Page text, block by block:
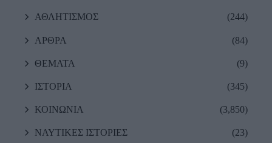
ΑΘΛΗΤΙΣΜΟΣ (244)
ΑΡΘΡΑ (84)
ΘΕΜΑΤΑ (9)
ΙΣΤΟΡΙΑ (345)
ΚΟΙΝΩΝΙΑ (3,850)
ΝΑΥΤΙΚΕΣ ΙΣΤΟΡΙΕΣ (23)